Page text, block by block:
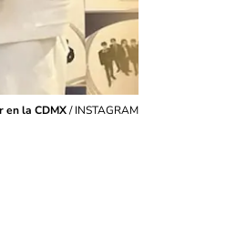
en la CDMX/INSTAGRAM